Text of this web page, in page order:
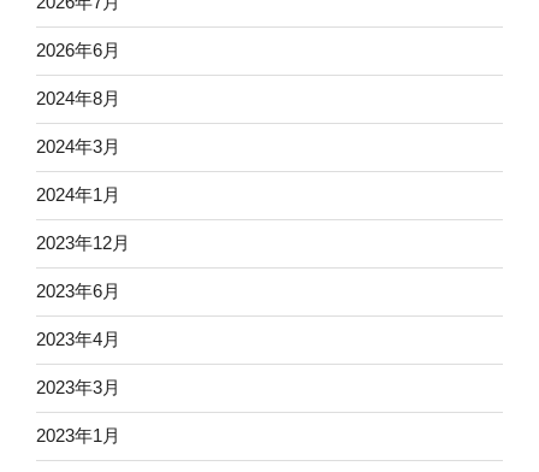
2026年6月
2024年8月
2024年3月
2024年1月
2023年12月
2023年6月
2023年4月
2023年3月
2023年1月